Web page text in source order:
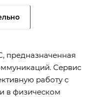
предназначенная
Сервис
работу с
в физическом